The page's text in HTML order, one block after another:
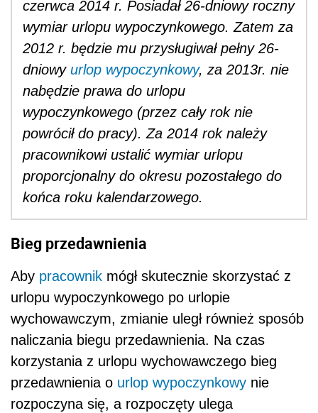
czerwca 2014 r. Posiadał 26-dniowy roczny
wymiar urlopu wypoczynkowego. Zatem za
2012 r. będzie mu przysługiwał pełny 26-
dniowy urlop wypoczynkowy, za 2013r. nie
nabędzie prawa do urlopu
wypoczynkowego (przez cały rok nie
powrócił do pracy). Za 2014 rok należy
pracownikowi ustalić wymiar urlopu
proporcjonalny do okresu pozostałego do
końca roku kalendarzowego.
Bieg przedawnienia
Aby pracownik mógł skutecznie skorzystać z
urlopu wypoczynkowego po urlopie
wychowawczym, zmianie uległ również sposób
naliczania biegu przedawnienia. Na czas
korzystania z urlopu wychowawczego bieg
przedawnienia o urlop wypoczynkowy nie
rozpoczyna się, a rozpoczęty ulega